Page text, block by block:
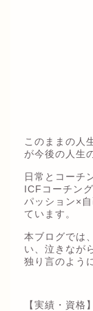
このままの人
が今後の人生
日常とコーチ
ICFコーチン
パッション×
ています。
本ブログでは
い、泣きなが
独り言のよう
【実績・資格】